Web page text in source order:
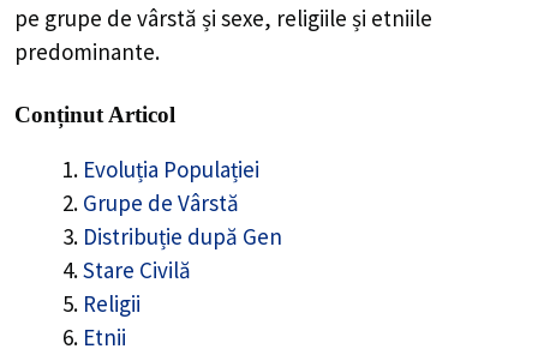
pe grupe de vârstă și sexe, religiile și etniile
predominante.
Conținut Articol
Evoluția Populației
Grupe de Vârstă
Distribuție după Gen
Stare Civilă
Religii
Etnii